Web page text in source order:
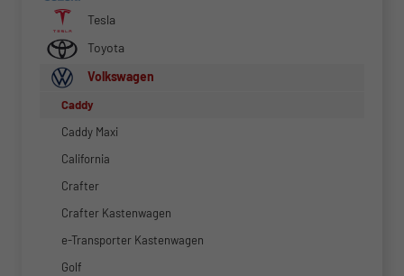
Tesla
Toyota
Volkswagen
Caddy
Caddy Maxi
California
Crafter
Crafter Kastenwagen
e-Transporter Kastenwagen
Golf